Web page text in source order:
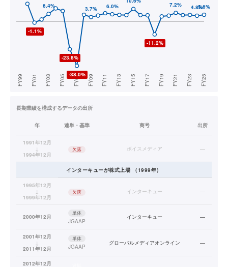
長期業績を構成するデータの出所
年 連単・基準 商号 出所
1991年12月
↓
1994年12月
欠落 ボイスメディア —
インターキューが株式上場 （1999年）
1995年12月
↓
1999年12月
欠落 インターキュー —
2000年12月
単体
JGAAP
インターキュー —
2001年12月
↓
2011年12月
単体
JGAAP
グローバルメディアオンライン —
2012年12月